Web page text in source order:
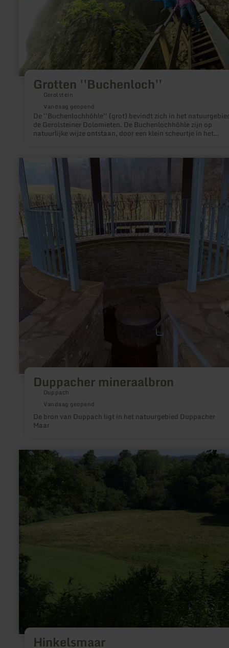
Grotten ''Buchenloch''
Gerolstein
Vandaag geopend
De ''Buchenlochhöhle'' (grot) bevindt zich in het
de Gerolsteiner Dolomieten. De Buchenlochhöhle zijn op
natuurlijke wijze ontstaan, door een klein scheurtje in het
Duppacher mineraalbron
Duppach
Vandaag geopend
De bron van Duppach ligt in het natuurgebied Duppacher
Maar
meer
informatie
over:
Duppacher
mineraalbron
Hinkelsmaar
meer
informatie
over:
Hinkelsmaar